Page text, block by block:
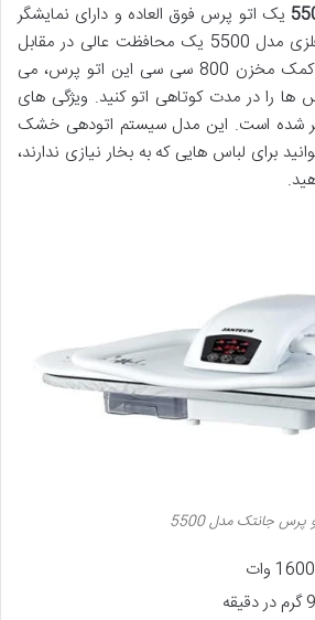
یک اتو پرس فوق العاده و دارای نمایشگر
دیجیتال می باشد. کف فلزی مدل 5500 یک محافظت عالی در مقابل
حرارت ایجاد می کند. به کمک مخزن 800 سی سی این اتو پرس، می
ها را در مدت کوتاهی اتو کنید. ویژگی های
ذکر شده است. این مدل سیستم اتودهی خشک
برای لباس هایی که به بخار نیازی ندارند،
پرس جانتک مدل 5500